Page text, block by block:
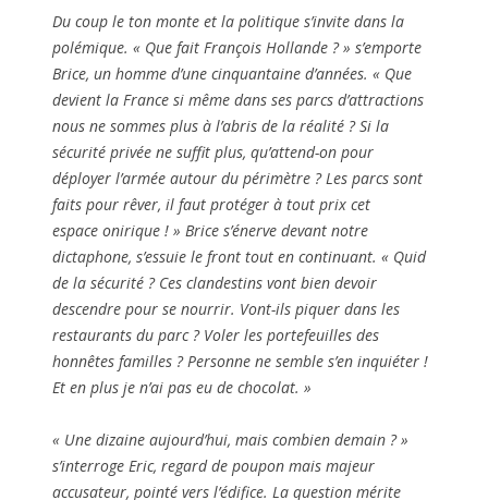
Du coup le ton monte et la politique s’invite dans la
polémique. « Que fait François Hollande ?» s’emporte
Brice, un homme d’une cinquantaine d’années. « Que
devient la France si même dans ses parcs d’attractions
nous ne sommes plus à l’abris de la réalité ? Si la
sécurité privée ne suffit plus, qu’attend-on pour
déployer l’armée autour du périmètre ? Les parcs sont
faits pour rêver, il faut protéger à tout prix cet
espace onirique ! » Brice s’énerve devant notre
dictaphone, s’essuie le front tout en continuant. « Quid
de la sécurité ? Ces clandestins vont bien devoir
descendre pour se nourrir. Vont-ils piquer dans les
restaurants du parc ? Voler les portefeuilles des
honnêtes familles ? Personne ne semble s’en inquiéter !
Et en plus je n’ai pas eu de chocolat. »
« Une dizaine aujourd’hui, mais combien demain ?»
s’interroge Eric, regard de poupon mais majeur
accusateur, pointé vers l’édifice. La question mérite